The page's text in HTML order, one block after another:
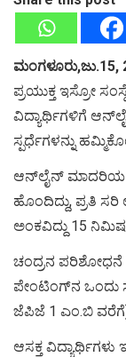
ಮಂಗಳೂರು,ಜು.15,
ಪ್ರಯುಕ್ತ ಇಸ್ರೋ
ವಿದ್ಯಾರ್ಥಿಗಳಿಗೆ
ಸ್ಪರ್ಧೆಗಳನ್ನು
ಆನ್‍ಲೈನ್ ಮಾದರಿಯ
ಹೊಂದಿದ್ದು, ಪ್ರತಿ ಸರಿ
ಅಂಕವಿದ್ದು 15
ಚಂದ್ರನ ಪರಿಶೋಧನೆ
ಪೇಂಟಿಂಗ್‍ನ ಒಂದು
ಜೆಪಿಜೆ 1 ಎಂ.ಬಿ
ಆಸಕ್ತ ವಿದ್ಯಾರ್ಥಿಗಳು